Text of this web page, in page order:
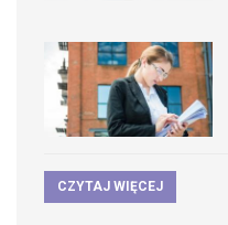
CZYTAJ WIĘCEJ